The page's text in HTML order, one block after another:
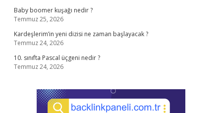
Baby boomer kuşağı nedir ?
Temmuz 25, 2026
Kardeşlerim’in yeni dizisi ne zaman başlayacak ?
Temmuz 24, 2026
10. sınıfta Pascal üçgeni nedir ?
Temmuz 24, 2026